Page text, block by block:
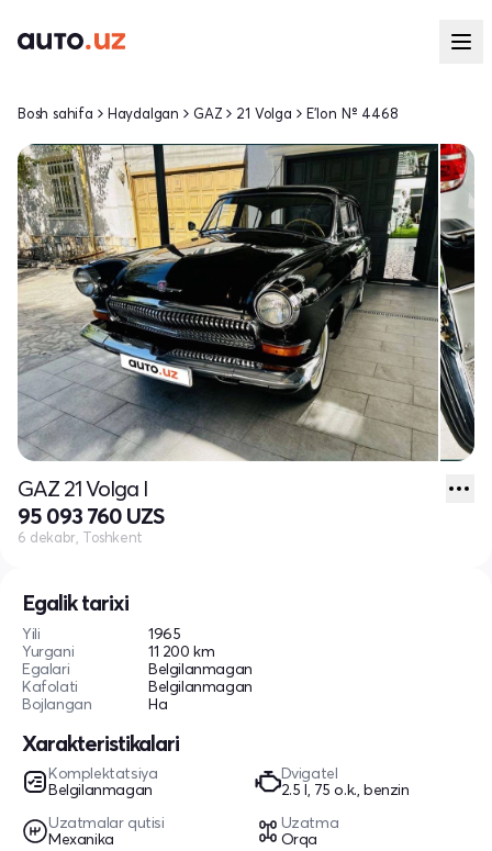
Egalik tarixi
Yili
1965
Yurgani
11 200 km
Egalari
Belgilanmagan
Kafolati
Belgilanmagan
Bojlangan
Ha
Xarakteristikalari
Komplektatsiya
Belgilanmagan
Dvigatel
2.5 l, 75 o.k., benzin
Uzatmalar qutisi
Mexanika
Uzatma
Orqa
Bosh sahifa Haydalgan GAZ 21 Volga E'lon № 4468
GAZ 21 Volga I
95 093 760 UZS
6 dekabr, Toshkent